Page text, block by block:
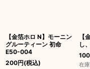
【金箔ホロ N】モーニン
グルーティーン 初命
E50-004
200円(税込)
【
し
100
在